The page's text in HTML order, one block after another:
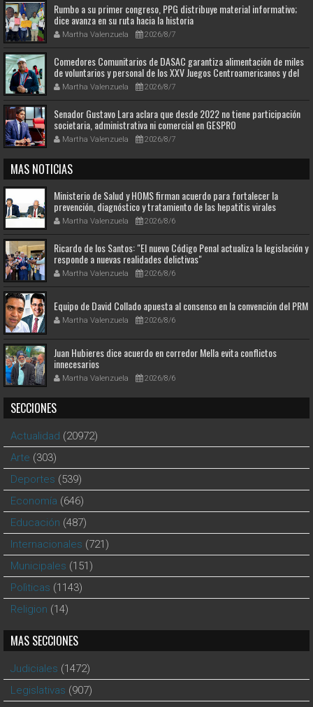
Rumbo a su primer congreso, PPG distribuye material informativo;
dice avanza en su ruta hacia la historia
Martha Valenzuela 2026/8/7
Comedores Comunitarios de DASAC garantiza alimentación de miles
de voluntarios y personal de los XXV Juegos Centroamericanos y del
Caribe Santo Domingo 2026
Martha Valenzuela 2026/8/7
Senador Gustavo Lara aclara que desde 2022 no tiene participación
societaria, administrativa ni comercial en GESPRO
Martha Valenzuela 2026/8/7
MAS NOTICIAS
Ministerio de Salud y HOMS firman acuerdo para fortalecer la
prevención, diagnóstico y tratamiento de las hepatitis virales
Martha Valenzuela 2026/8/6
Ricardo de los Santos: "El nuevo Código Penal actualiza la legislación y
responde a nuevas realidades delictivas"
Martha Valenzuela 2026/8/6
Equipo de David Collado apuesta al consenso en la convención del PRM
Martha Valenzuela 2026/8/6
Juan Hubieres dice acuerdo en corredor Mella evita conflictos
innecesarios
Martha Valenzuela 2026/8/6
SECCIONES
Actualidad (20972)
Arte (303)
Deportes (539)
Economía (646)
Educación (487)
Internacionales (721)
Municipales (151)
Polìticas (1143)
Religion (14)
MAS SECCIONES
Judiciales (1472)
Legislativas (907)